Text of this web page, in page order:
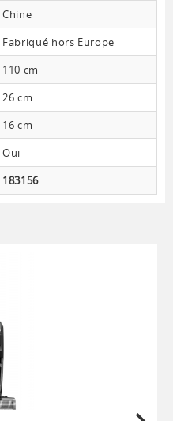
Chine
Fabriqué hors Europe
110 cm
26 cm
16 cm
Oui
183156